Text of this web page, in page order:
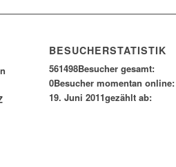
BESUCHERSTATISTIK
561498Besucher gesamt:
0Besucher momentan online:
19. Juni 2011gezählt ab: